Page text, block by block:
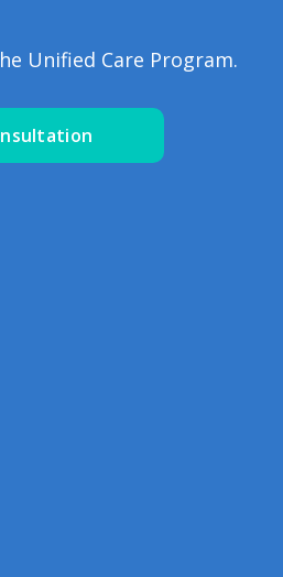
Unified Care Program.